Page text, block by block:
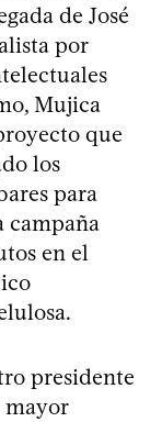
de José
por
Mujica
que
los
para
campaña
en el
presidente
mayor